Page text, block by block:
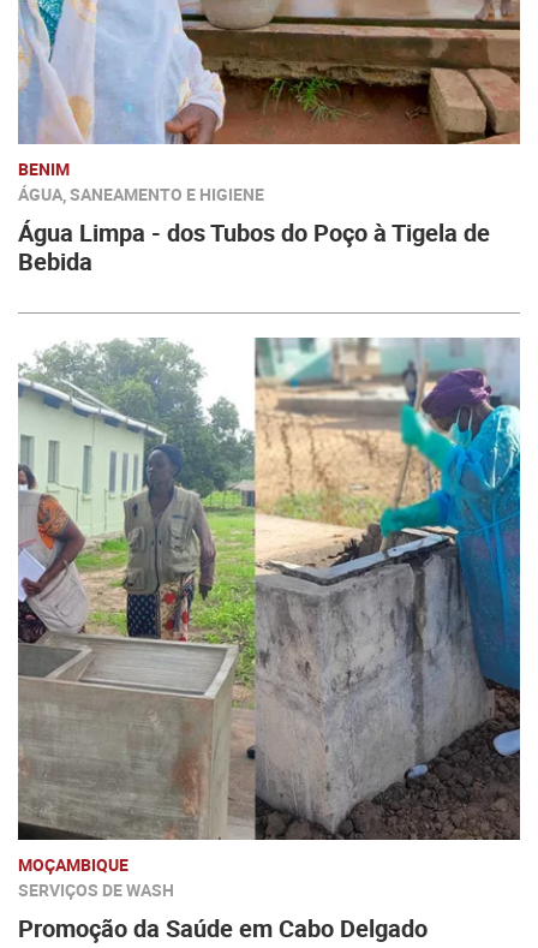
BENIM
ÁGUA, SANEAMENTO E HIGIENE
Água Limpa - dos Tubos do Poço à Tigela de
Bebida
MOÇAMBIQUE
SERVIÇOS DE WASH
Promoção da Saúde em Cabo Delgado